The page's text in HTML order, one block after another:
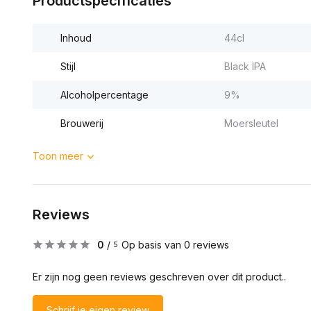
Inhoud 44cl
Stijl Black IPA
Alcoholpercentage 9%
Brouwerij Moersleutel
Toon meer
Reviews
0 / 5 Op basis van 0 reviews
Er zijn nog geen reviews geschreven over dit product..